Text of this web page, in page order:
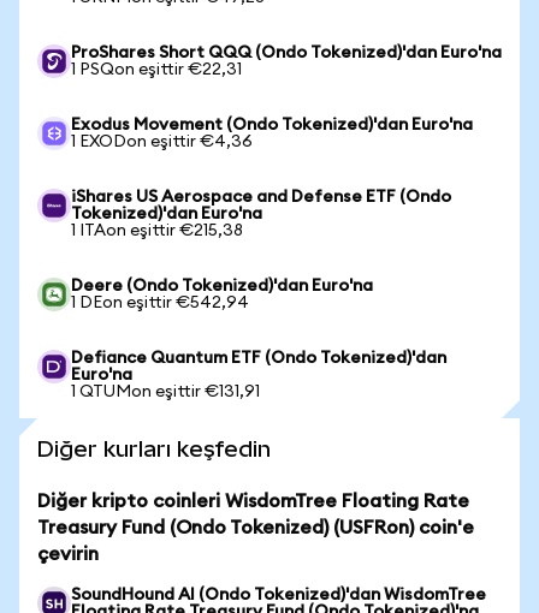
ProShares Short QQQ (Ondo Tokenized)'dan Euro'na
1 PSQon eşittir €22,31
Exodus Movement (Ondo Tokenized)'dan Euro'na
1 EXODon eşittir €4,36
iShares US Aerospace and Defense ETF (Ondo
Tokenized)'dan Euro'na
1 ITAon eşittir €215,38
Deere (Ondo Tokenized)'dan Euro'na
1 DEon eşittir €542,94
Defiance Quantum ETF (Ondo Tokenized)'dan
Euro'na
1 QTUMon eşittir €131,91
Diğer kurları keşfedin
Diğer kripto coinleri WisdomTree Floating Rate
Treasury Fund (Ondo Tokenized) (USFRon) coin'e
çevirin
SoundHound AI (Ondo Tokenized)'dan WisdomTree